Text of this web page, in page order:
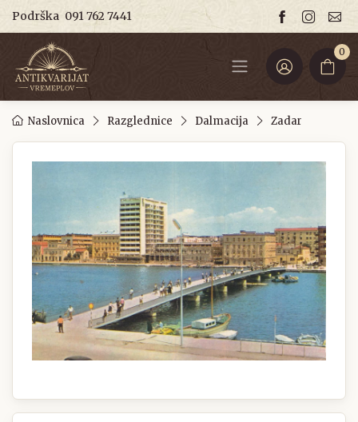
Podrška 091 762 7441
0
Naslovnica Razglednice Dalmacija Zadar